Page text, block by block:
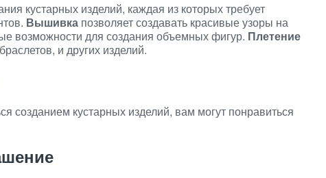
кустарных изделий, каждая из которых требует
Вышивка позволяет создавать красивые узоры на
возможности для создания объемных фигур. Плетение
и других изделий.
созданием кустарных изделий, вам могут понравиться